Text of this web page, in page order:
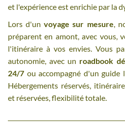
et l'expérience est enrichie par la
Lors d'unvoyage sur mesure,
préparent en amont, avec vous,
l'itinéraire à vos envies. Vous
autonomie, avec un roadbook
24/7 ou accompagné d'un guide
Hébergements réservés,
et réservées, flexibilité totale.